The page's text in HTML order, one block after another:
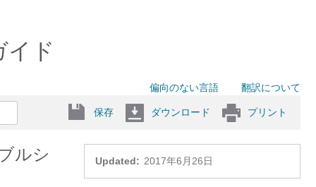
イド
偏向のない言語 翻訳について
保存 ダウンロード プリント
Updated: 2017年6月26日
ルシ